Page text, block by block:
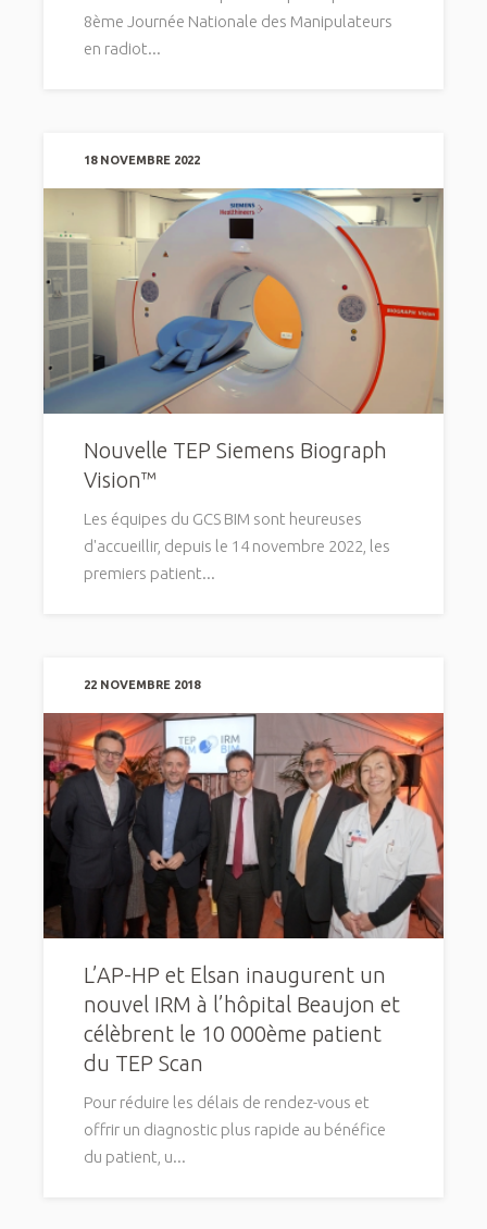
8ème Journée Nationale des Manipulateurs
en radiot...
18 NOVEMBRE 2022
Nouvelle TEP Siemens Biograph
Vision™
Les équipes du GCS BIM sont heureuses
d'accueillir, depuis le 14 novembre 2022, les
premiers patient...
22 NOVEMBRE 2018
L’AP-HP et Elsan inaugurent un
nouvel IRM à l’hôpital Beaujon et
célèbrent le 10 000ème patient
du TEP Scan
Pour réduire les délais de rendez-vous et
offrir un diagnostic plus rapide au bénéfice
du patient, u...